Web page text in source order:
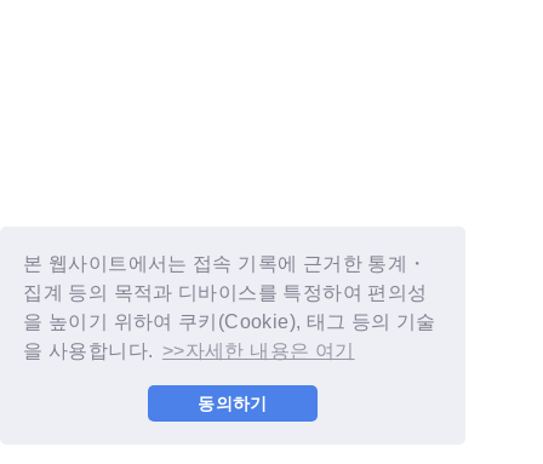
본 웹사이트에서는 접속 기록에 근거한 통계・
집계 등의 목적과 디바이스를 특정하여 편의성
을 높이기 위하여 쿠키(Cookie), 태그 등의 기술
을 사용합니다. >>자세한 내용은 여기
동의하기
© YOSHIMOTO KOGYO / Fanplus